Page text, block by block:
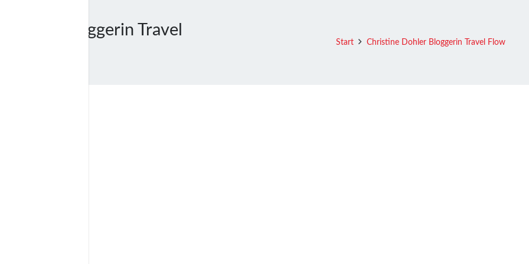
Dohler Bloggerin Travel
Start Christine Dohler Bloggerin Travel Flow